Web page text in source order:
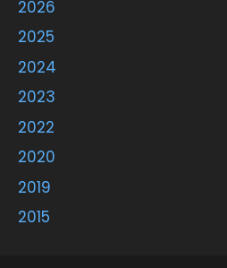
2026
2025
2024
2023
2022
2020
2019
2015